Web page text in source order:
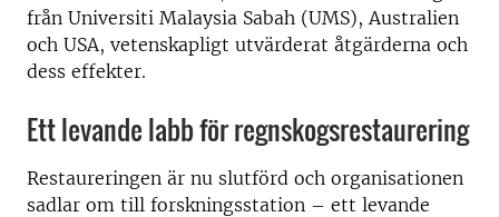
från Universiti Malaysia Sabah (UMS), Australien
och USA, vetenskapligt utvärderat åtgärderna och
dess effekter.
Ett levande labb för regnskogsrestaurering
Restaureringen är nu slutförd och organisationen
sadlar om till forskningsstation – ett levande